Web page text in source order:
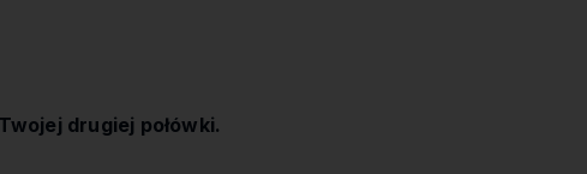
drugiej połówki.